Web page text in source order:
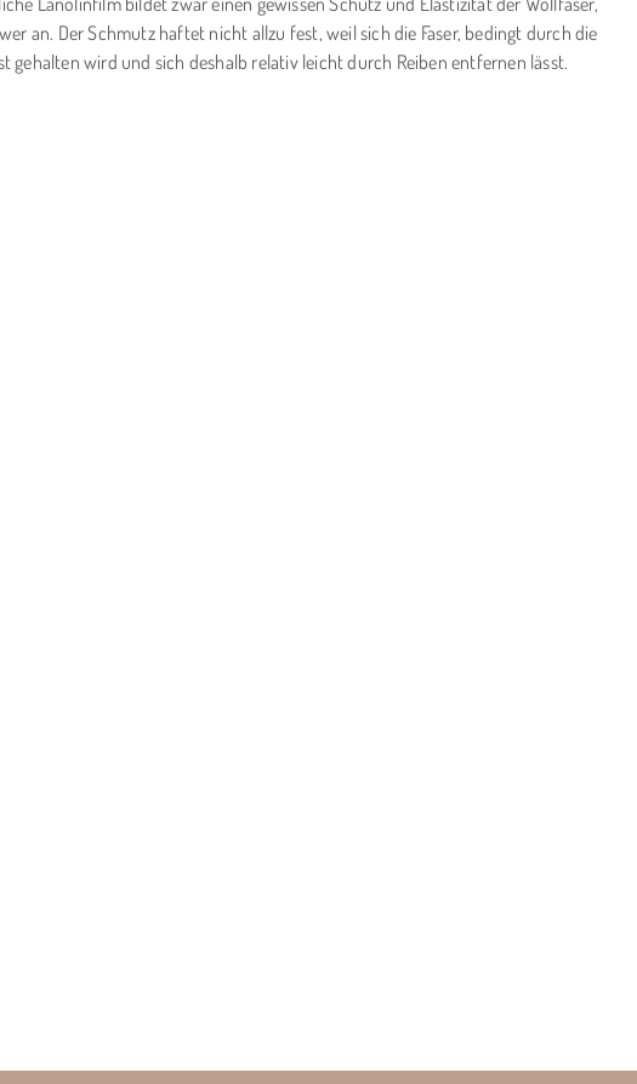
an. Der Schmutz haftet nicht allzu fest, weil sich die Faser, bedingt durch die
wird und sich deshalb relativ leicht durch Reiben entfernen lässt.